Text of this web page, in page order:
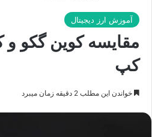
آموزش ارز دیجیتال
مقایسه کوین گکو
کپ
خواندن این مطلب 2 دقیقه زمان میبرد